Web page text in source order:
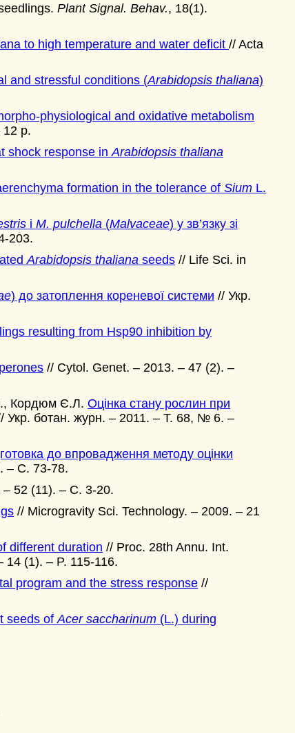
Plant Signal. Behav., 18(1).
to high temperature and water deficit // Acta
and stressful conditions (Arabidopsis thaliana)
physiological and oxidative metabolism
12 p.
shock response in Arabidopsis thaliana
formation in the tolerance of Sium L.
і M. pulchella (Malvaceae) у зв’язку зі
203.
Arabidopsis thaliana seeds // Life Sci. in
) до затоплення кореневої системи // Укр.
resulting from Hsp90 inhibition by
// Cytol. Genet. – 2013. – 47 (2). –
Кордюм Є.Л. Оцінка стану рослин при
Укр. ботан. журн. – 2011. – Т. 68, № 6. –
до впровадження методу оцінки
– С. 73-78.
52 (11). – С. 3-20.
// Microgravity Sci. Technology. – 2009. – 21
different duration // Proc. 28th Annu. Int.
(1). – P. 115-116.
program and the stress response //
seeds of Acer saccharinum (L.) during